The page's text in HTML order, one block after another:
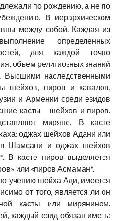
по рождению, а не по
В иерархическом
между собой. Каждая из
определенных
для каждой точно
объем религиозных знаний
Высшими наследственными
шейхов, пиров и кавалов,
и Армении среди езидов
касты шейхов и пиров.
миряне. В касте
оджах шейхов Адани или
Шамсани и оджах шейхов
В касте пиров выделяется
или «пиров Асмаман*.
учению шейха Ади, имеется
от того, является ли он
касты или мирянином.
каждый езид обязан иметь: